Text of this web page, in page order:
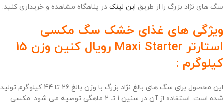
سگ های نژاد بزرگ را از طریق این لینک در پناهگاه مشاهده و خریداری کنید.
ویژگی های غذای خشک سگ مکسی
استارتر Maxi Starter رویال کنین وزن 15
کیلوگرم :
این محصول برای سگ های بالغ نژاد بزرگ با وزن بالغ 26 تا 44 کیلوگرم تولید
شده است. استفاده از آن در سنین 1 تا 2 ماهگی توصیه می شود. مکسی